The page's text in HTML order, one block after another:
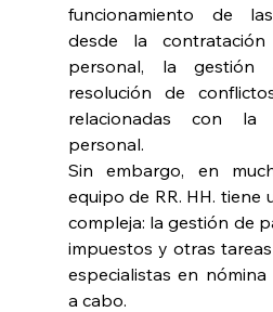
funcionamiento de
desde la
personal, la gestión
resolución de
relacionadas con la
personal.
Sin embargo, en
equipo de RR. HH. tiene
compleja: la gestión de
impuestos y otras
especialistas en
a cabo.